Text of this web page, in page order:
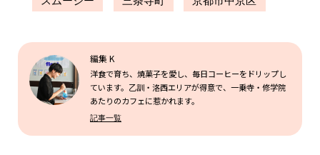
編集 K
洋食で育ち、焼菓子を愛し、毎日コーヒーをドリップし
ています。乙訓・洛西エリアが得意で、一乗寺・修学院
あたりのカフェに惹かれます。
記事一覧